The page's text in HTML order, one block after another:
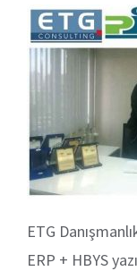
ETG
ERP + HBYS